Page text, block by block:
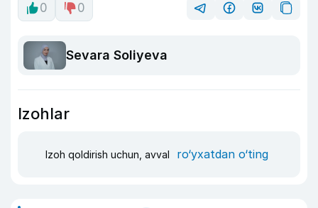
0 0
Sevara Soliyeva
Izohlar
Izoh qoldirish uchun, avval ro‘yxatdan o‘ting